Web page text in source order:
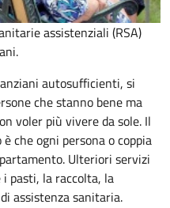
assistenziali (RSA)
autosufficienti, si
che stanno bene ma
voler più vivere da sole. Il
che ogni persona o coppia
. Ulteriori servizi
pasti, la raccolta, la
assistenza sanitaria.